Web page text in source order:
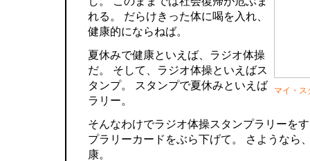
マイ・ス
れる。 だらけきった体に喝を入れ、
健康的にならねば。
夏休みで健康といえば、ラジオ体操
だ。 そして、ラジオ体操といえばス
タンプ。 スタンプで夏休みといえば
ラリー。
そんなわけでラジオ体操スタンプラリーを
プラリーカードをぶら下げて。 さようなら
康。